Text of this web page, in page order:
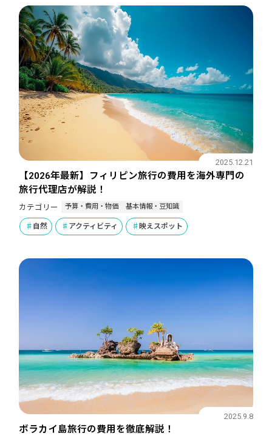
【2026年最新】フィリピン旅行の費用を海外専門の
旅行代理店が解説！
2025.12.21
カテゴリー 予算・費用・物価 基本情報・豆知識
自然 アクティビティ 映えスポット
ボラカイ島旅行の費用を徹底解説！
2025.9.8